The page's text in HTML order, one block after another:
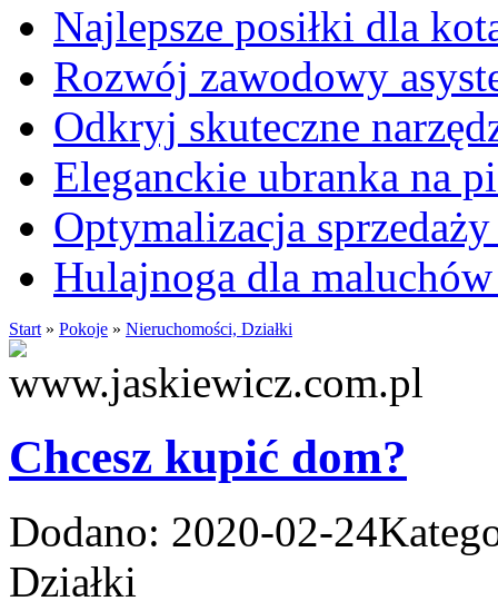
Najlepsze posiłki dla
Rozwój zawodowy
Odkryj skuteczne
Eleganckie ubranka na
Optymalizacja
Hulajnoga dla maluchów
Start » Pokoje » Nieruchomości, Działki
Chcesz kupić dom?
Dodano: 2020-02-24
Działki